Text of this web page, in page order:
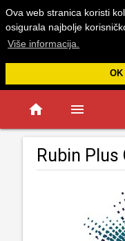
Ova web stranica koristi
osigurala najbolje
Više informacija.
OK
home menu
Rubin Plus